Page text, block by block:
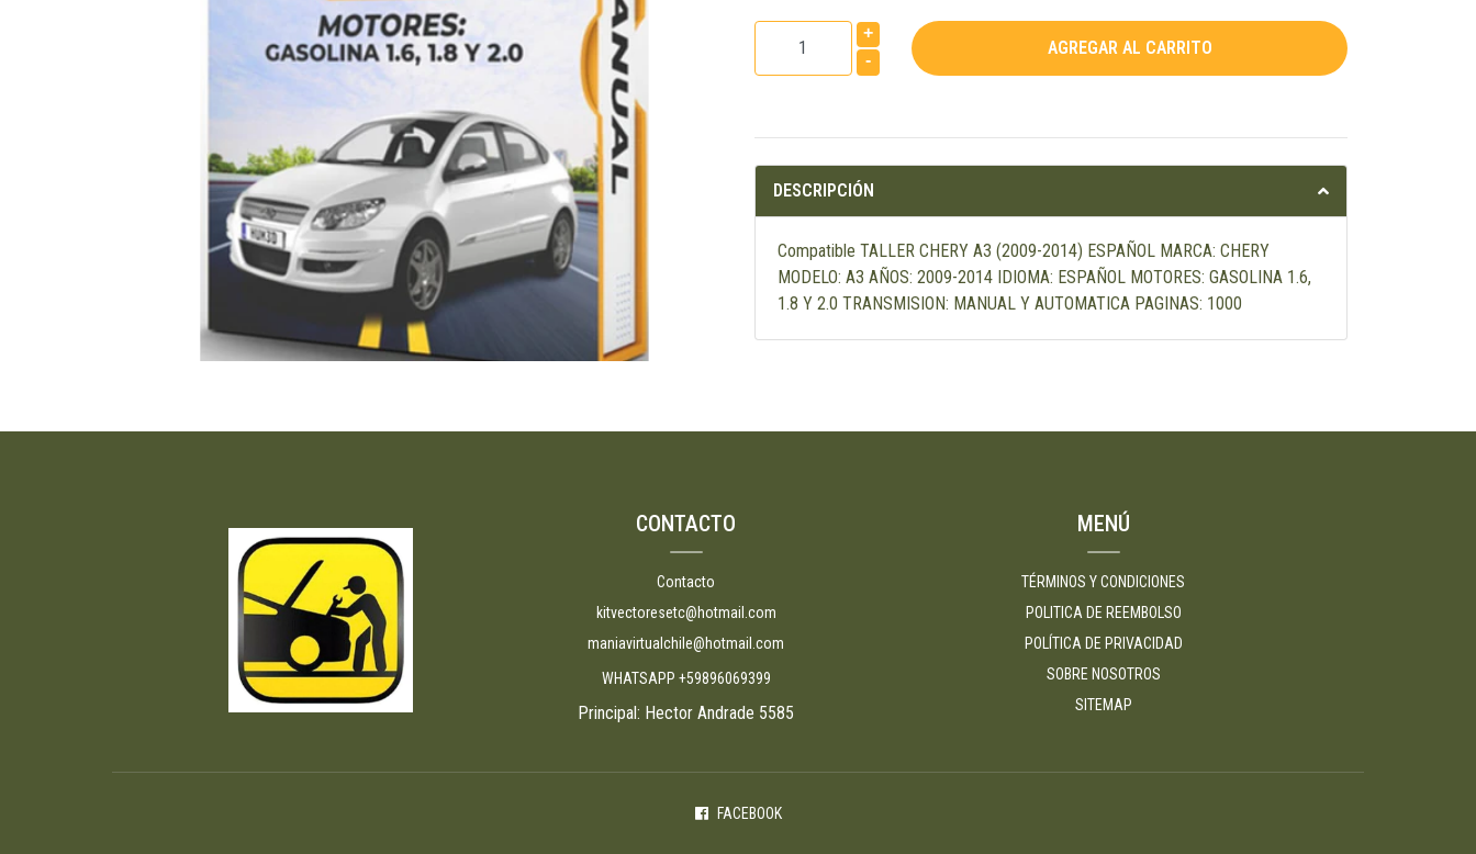
+
-
DESCRIPCIÓN
Compatible TALLER CHERY A3 (2009-2014) ESPAÑOL MARCA: CHERY
MODELO: A3 AÑOS: 2009-2014 IDIOMA: ESPAÑOL MOTORES: GASOLINA 1.6,
1.8 Y 2.0 TRANSMISION: MANUAL Y AUTOMATICA PAGINAS: 1000
CONTACTO
Contacto
kitvectoresetc@hotmail.com
maniavirtualchile@hotmail.com
WHATSAPP +59896069399
Principal: Hector Andrade 5585
MENÚ
TÉRMINOS Y CONDICIONES
POLITICA DE REEMBOLSO
POLÍTICA DE PRIVACIDAD
SOBRE NOSOTROS
SITEMAP
FACEBOOK